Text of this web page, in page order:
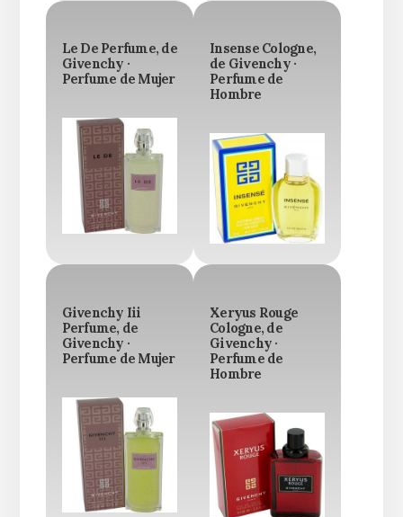
Le De Perfume, de
Givenchy ·
Perfume de Mujer
Insense Cologne,
de Givenchy ·
Perfume de
Hombre
Givenchy Iii
Perfume, de
Givenchy ·
Perfume de Mujer
Xeryus Rouge
Cologne, de
Givenchy ·
Perfume de
Hombre